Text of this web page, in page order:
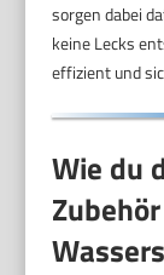
sorgen dabei
keine Lecks
effizient und
Wie du